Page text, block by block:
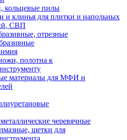
кольцевые пилы
и клинья для плитки и напольных
СВП
отрезные
полотна к
материалы для МФИ и
черевячные
щетки для